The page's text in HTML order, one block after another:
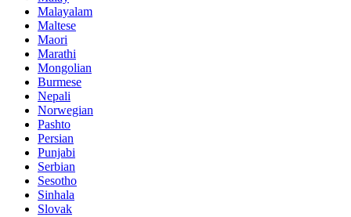
Malayalam
Maltese
Maori
Marathi
Mongolian
Burmese
Nepali
Norwegian
Pashto
Persian
Punjabi
Serbian
Sesotho
Sinhala
Slovak